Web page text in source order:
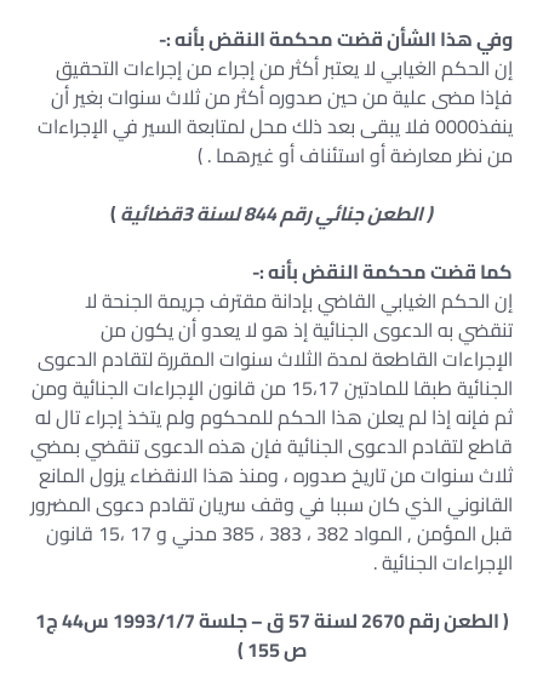
وفي هذا الشأن قضت محكمة النقض بأنه :-
إن الحكم الغيابي لا يعتبر أكثر من إجراء من إجراءات التحقيق
فإذا مضى علية من حين صدوره أكثر من ثلاث سنوات بغير أن
ينفذ0000 فلا يبقى بعد ذلك محل لمتابعة السير في الإجراءات
من نظر معارضة أو استئناف أو غيرهما . )
( الطعن جنائي رقم 844 لسنة 3قضائية
)
كما قضت محكمة النقض بأنه :-
إن الحكم الغيابي القاضي بإدانة مقترف جريمة الجنحة لا
تنقضي به الدعوى الجنائية إذ هو لا يعدو أن يكون من
الإجراءات القاطعة لمدة الثلاث سنوات المقررة لتقادم الدعوى
الجنائية طبقا للمادتين 15،17 من قانون الإجراءات الجنائية ومن
ثم فإنه إذا لم يعلن هذا الحكم للمحكوم ولم يتخذ إجراء تال له
قاطع لتقادم الدعوى الجنائية فإن هذه الدعوى تنقضي بمضي
ثلاث سنوات من تاريخ صدوره ، ومنذ هذا الانقضاء يزول المانع
القانوني الذي كان سببا في وقف سريان تقادم دعوى المضرور
قبل المؤمن , المواد 382 ، 383 ، 385 مدني و 17 ،15 قانون
الإجراءات الجنائية .
( الطعن رقم 2670 لسنة 57 ق – جلسة 1993/1/7 س44 ج1
ص 155 )